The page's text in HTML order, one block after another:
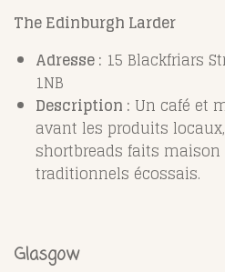
The Edinburgh Larder
Adresse : 15 Blackfriars
1NB
Description : Un café et
avant les produits
shortbreads faits
traditionnels écossais.
Glasgow